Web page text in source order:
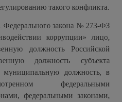
такого конфликта.
Федерального закона № 273-ФЗ
коррупции» лицо,
должность Российской
должность субъекта
муниципальную должность, в
федеральными
федеральными законами,